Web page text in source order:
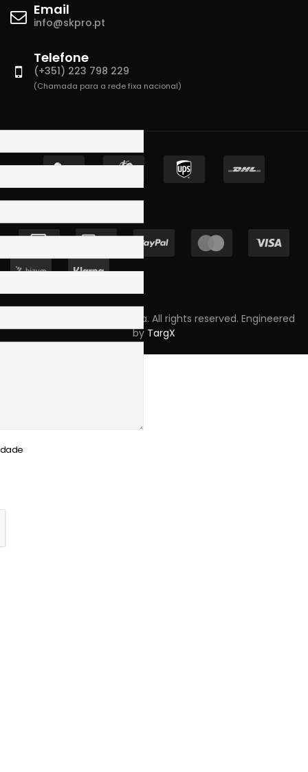
Email
info@skpro.pt
Telefone
(+351) 223 798 229
(Chamada para a rede fixa nacional)
Copyright © 2023 Skpro, Lda. All rights reserved. Engineered
by TargX